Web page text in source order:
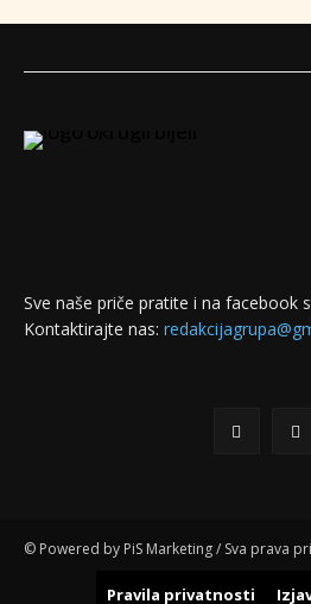
Sve naše priče pratite i na facebook
Kontaktirajte nas:
© Powered by PiS Marketing / Sva prava
Pravila privatnosti